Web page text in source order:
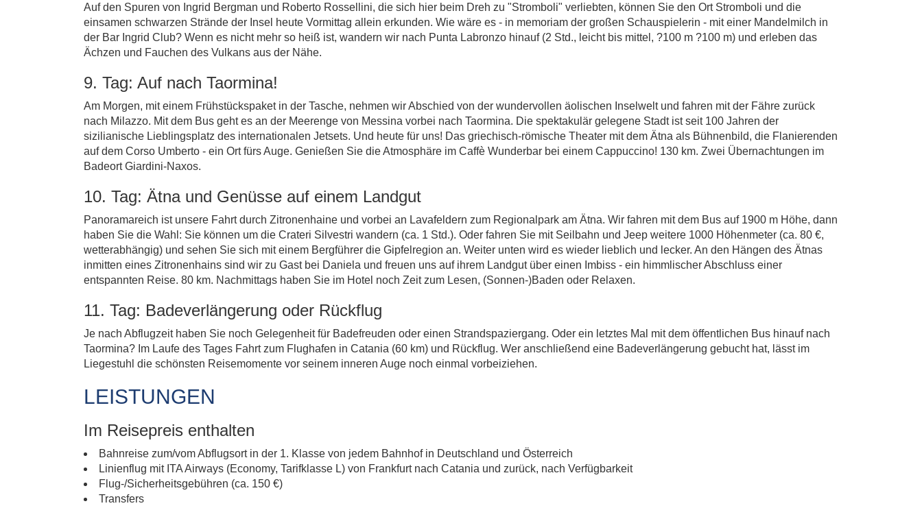
Auf den Spuren von Ingrid Bergman und Roberto Rossellini, die sich hier beim Dreh zu "Stromboli" verliebten, können Sie den Ort Stromboli und die
einsamen schwarzen Strände der Insel heute Vormittag allein erkunden. Wie wäre es - in memoriam der großen Schauspielerin - mit einer Mandelmilch in
der Bar Ingrid Club? Wenn es nicht mehr so heiß ist, wandern wir nach Punta Labronzo hinauf (2 Std., leicht bis mittel, ?100 m ?100 m) und erleben das
Ächzen und Fauchen des Vulkans aus der Nähe.
9. Tag: Auf nach Taormina!
Am Morgen, mit einem Frühstückspaket in der Tasche, nehmen wir Abschied von der wundervollen äolischen Inselwelt und fahren mit der Fähre zurück
nach Milazzo. Mit dem Bus geht es an der Meerenge von Messina vorbei nach Taormina. Die spektakulär gelegene Stadt ist seit 100 Jahren der
sizilianische Lieblingsplatz des internationalen Jetsets. Und heute für uns! Das griechisch-römische Theater mit dem Ätna als Bühnenbild, die Flanierenden
auf dem Corso Umberto - ein Ort fürs Auge. Genießen Sie die Atmosphäre im Caffè Wunderbar bei einem Cappuccino! 130 km. Zwei Übernachtungen im
Badeort Giardini-Naxos.
10. Tag: Ätna und Genüsse auf einem Landgut
Panoramareich ist unsere Fahrt durch Zitronenhaine und vorbei an Lavafeldern zum Regionalpark am Ätna. Wir fahren mit dem Bus auf 1900 m Höhe, dann
haben Sie die Wahl: Sie können um die Crateri Silvestri wandern (ca. 1 Std.). Oder fahren Sie mit Seilbahn und Jeep weitere 1000 Höhenmeter (ca. 80 €,
wetterabhängig) und sehen Sie sich mit einem Bergführer die Gipfelregion an. Weiter unten wird es wieder lieblich und lecker. An den Hängen des Ätnas
inmitten eines Zitronenhains sind wir zu Gast bei Daniela und freuen uns auf ihrem Landgut über einen Imbiss - ein himmlischer Abschluss einer
entspannten Reise. 80 km. Nachmittags haben Sie im Hotel noch Zeit zum Lesen, (Sonnen-)Baden oder Relaxen.
11. Tag: Badeverlängerung oder Rückflug
Je nach Abflugzeit haben Sie noch Gelegenheit für Badefreuden oder einen Strandspaziergang. Oder ein letztes Mal mit dem öffentlichen Bus hinauf nach
Taormina? Im Laufe des Tages Fahrt zum Flughafen in Catania (60 km) und Rückflug. Wer anschließend eine Badeverlängerung gebucht hat, lässt im
Liegestuhl die schönsten Reisemomente vor seinem inneren Auge noch einmal vorbeiziehen.
LEISTUNGEN
Im Reisepreis enthalten
Bahnreise zum/vom Abflugsort in der 1. Klasse von jedem Bahnhof in Deutschland und Österreich
Linienflug mit ITA Airways (Economy, Tarifklasse L) von Frankfurt nach Catania und zurück, nach Verfügbarkeit
Flug-/Sicherheitsgebühren (ca. 150 €)
Transfers